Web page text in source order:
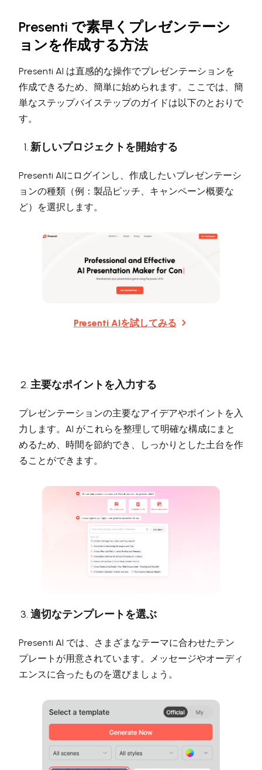
Presenti で素早くプレゼンテーシ
ョンを作成する方法
Presenti AI は直感的な操作でプレゼンテーションを
作成できるため、簡単に始められます。ここでは、簡
単なステップバイステップのガイドは以下のとおりで
す。
新しいプロジェクトを開始する
Presenti AIにログインし、作成したいプレゼンテーシ
ョンの種類（例：製品ピッチ、キャンペーン概要な
ど）を選択します。
Presenti AIを試してみる
主要なポイントを入力する
プレゼンテーションの主要なアイデアやポイントを入
力します。AI がこれらを整理して明確な構成にまと
めるため、時間を節約でき、しっかりとした土台を作
ることができます。
適切なテンプレートを選ぶ
Presenti AI では、さまざまなテーマに合わせたテン
プレートが用意されています。メッセージやオーディ
エンスに合ったものを選びましょう。